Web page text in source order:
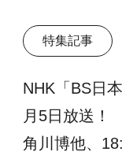
特集記事
NHK「BS日
月5日放送！
角川博他、